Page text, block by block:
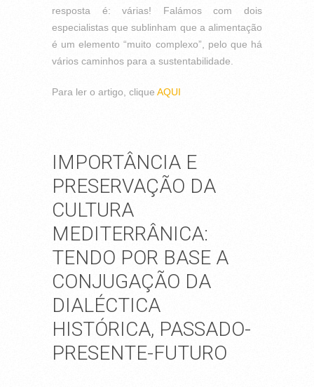
resposta é: várias! Falámos com dois
especialistas que sublinham que a alimentação
é um elemento “muito complexo”, pelo que há
vários caminhos para a sustentabilidade.
Para ler o artigo, clique AQUI
IMPORTÂNCIA E
PRESERVAÇÃO DA
CULTURA
MEDITERRÂNICA:
TENDO POR BASE A
CONJUGAÇÃO DA
DIALÉCTICA
HISTÓRICA, PASSADO-
PRESENTE-FUTURO